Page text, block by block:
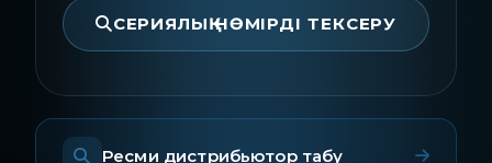
СЕРИЯЛЫҚ НӨМІРДІ ТЕКСЕРУ
Ресми дистрибьютор табу